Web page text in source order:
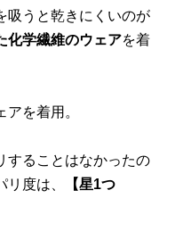
吸うと乾きにくいのが
化学繊維のウェアを着
を着用。
することはなかったの
度は、
【星1つ